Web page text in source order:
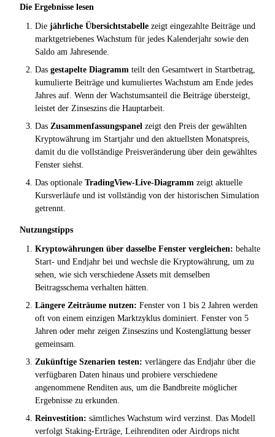
Die Ergebnisse lesen
Die jährliche Übersichtstabelle zeigt eingezahlte Beiträge und
marktgetriebenes Wachstum für jedes Kalenderjahr sowie den
Saldo am Jahresende.
Das gestapelte Diagramm teilt den Gesamtwert in Startbetrag,
kumulierte Beiträge und kumuliertes Wachstum am Ende jedes
Jahres auf. Wenn der Wachstumsanteil die Beiträge übersteigt,
leistet der Zinseszins die Hauptarbeit.
Das Zusammenfassungspanel zeigt den Preis der gewählten
Kryptowährung im Startjahr und den aktuellsten Monatspreis,
damit du die vollständige Preisveränderung über dein gewähltes
Fenster siehst.
Das optionale TradingView-Live-Diagramm zeigt aktuelle
Kursverläufe und ist vollständig von der historischen Simulation
getrennt.
Nutzungstipps
Kryptowährungen über dasselbe Fenster vergleichen: behalte
Start- und Endjahr bei und wechsle die Kryptowährung, um zu
sehen, wie sich verschiedene Assets mit demselben
Beitragsschema verhalten hätten.
Längere Zeiträume nutzen: Fenster von 1 bis 2 Jahren werden
oft von einem einzigen Marktzyklus dominiert. Fenster von 5
Jahren oder mehr zeigen Zinseszins und Kostenglättung besser
gemeinsam.
Zukünftige Szenarien testen: verlängere das Endjahr über die
verfügbaren Daten hinaus und probiere verschiedene
angenommene Renditen aus, um die Bandbreite möglicher
Ergebnisse zu erkunden.
Reinvestition: sämtliches Wachstum wird verzinst. Das Modell
verfolgt Staking-Erträge, Leihrenditen oder Airdrops nicht